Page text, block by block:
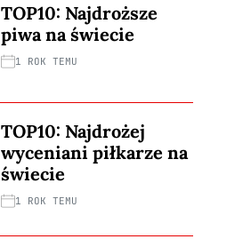
TOP10: Najdroższe
piwa na świecie
1 ROK TEMU
TOP10: Najdrożej
wyceniani piłkarze na
świecie
1 ROK TEMU